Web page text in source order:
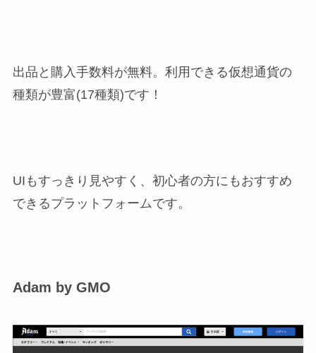
出品と購入手数料が無料。利用できる仮想通貨の
種類が豊富(17種類)です！
UIもすっきり見やすく、初心者の方にもおすすめ
できるプラットフォームです。
Adam by GMO